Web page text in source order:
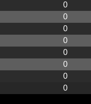
0
0
0
0
0
0
0
0